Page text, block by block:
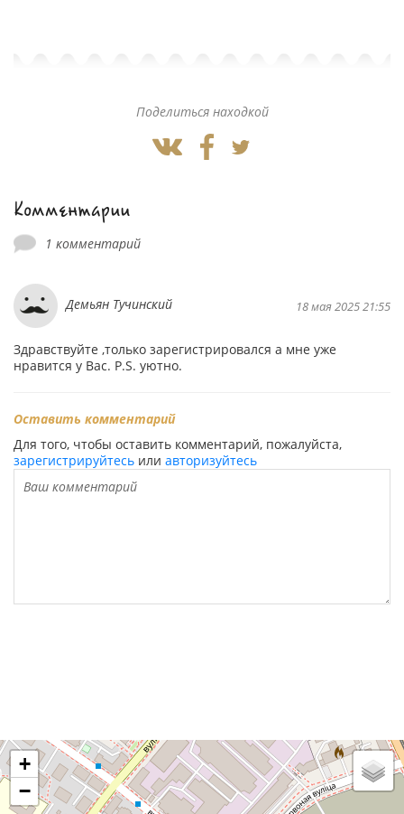
Поделиться находкой
Комментарии
1 комментарий
Демьян Тучинский 18 мая 2025 21:55
Здравствуйте ,только зарегистрировался а мне уже
нравится у Вас. P.S. уютно.
Оставить комментарий
Для того, чтобы оставить комментарий, пожалуйста,
зарегистрируйтесь или авторизуйтесь
+
−